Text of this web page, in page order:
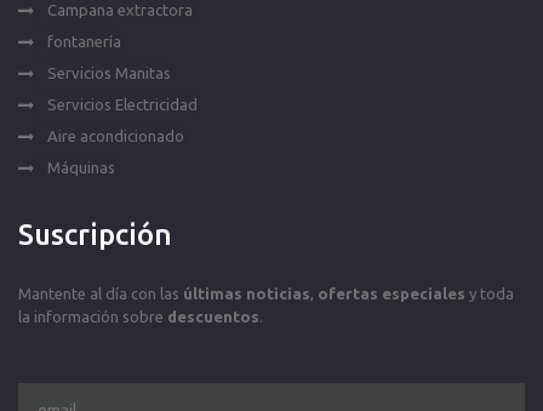
Campana extractora
fontanería
Servicios Manitas
Servicios Electricidad
Aire acondicionado
Máquinas
Suscripción
Mantente al día con las últimas noticias, ofertas especiales y toda
la información sobre descuentos.